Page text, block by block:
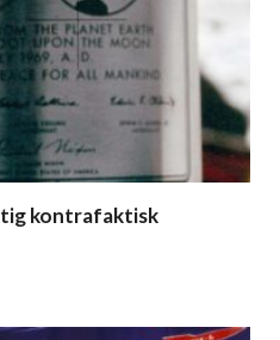
kontrafaktisk